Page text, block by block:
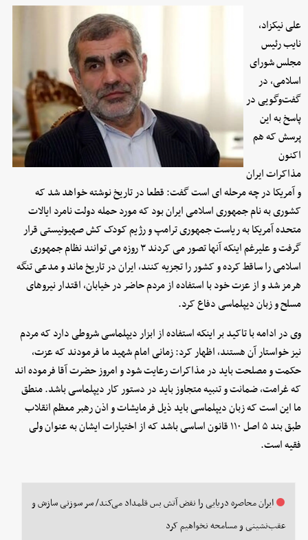
علی نیکزاد،
نایب رئیس
مجلس شورای
اسلامی، در
گفت‌وگویی در
پاسخ به این
پرسش که هم
اکنون
مذاکرات ایران
و آمریکا در چه مرحله ای است گفت: قطعا در تاریخ نوشته خواهد شد که
کشوری به نام جمهوری اسلامی ایران بود که مورد حمله دولت نامرد ایالات
متحده آمریکا به ریاست جمهوری ترامپ و رژیم کودک کش صهیونیستی قرار
گرفت و علیرغم اینکه آنها تصور می کردند ۳ روزه می توانند نظام جمهوری
اسلامی را ساقط کرده و کشور را تجزیه کنند، ایران در تاریخ ماند و مدعی تنگه
هرمز شد و از عزت خود با استفاده از مردم حاضر در خیابان، اقتدار نیروهای
مسلح و زبان دیپلماسی دفاع کرد.
وی در ادامه با تاکید بر اینکه استفاده از ابزار دیپلماسی شروطی دارد که مردم
نیز خواستار آن هستند، اظهار کرد: زمانی امام شهید ما فرمودند که عزت،
حکمت و مصلحت باید در مذاکرات رعایت شود و امروز حضرت آقا فرموده اند
که غرامت، ضمانت و تنبیه متجاوز باید در دستور کار دیپلماسی باشد. منطق
ما این است که زبان دیپلماسی باید ذیل فرمایشات و اذن رهبر معظم انقلاب
طبق بند ۵ اصل ۱۱۰ قانون اساسی باشد که از اختیارات ایشان به عنوان ولی
فقیه است.
ایران محاصره دریایی را نقض آتش بس قلمداد می‌کند/ سر سوزنی سازش و
عقب‌نشینی و مسامحه نخواهیم کرد